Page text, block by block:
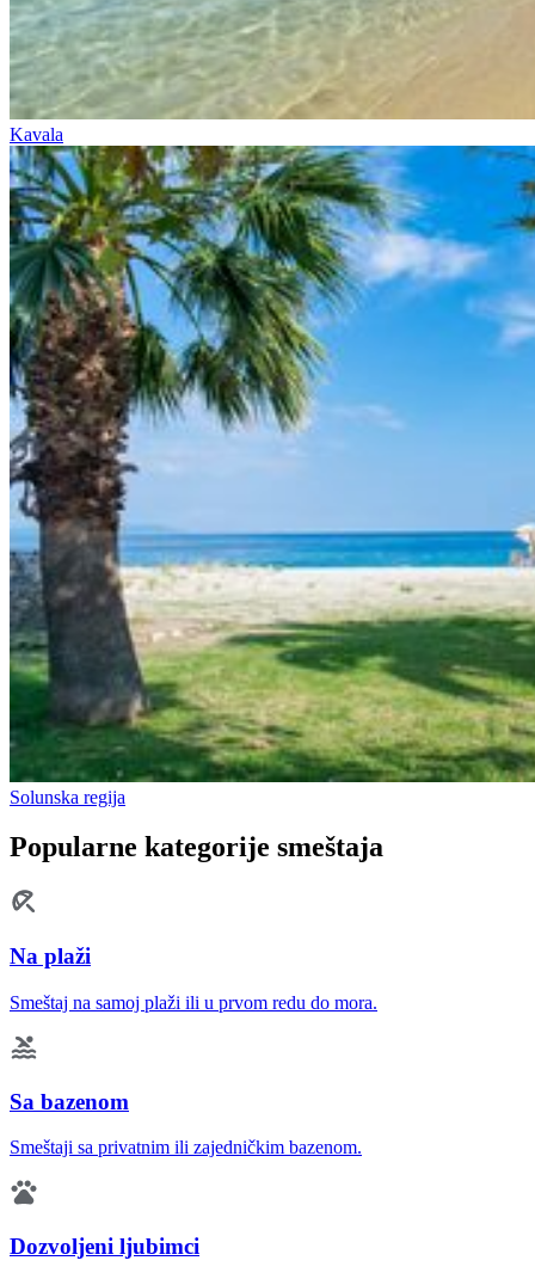
Kavala
Solunska regija
Popularne kategorije smeštaja
Na plaži
Smeštaj na samoj plaži ili u prvom redu do mora.
Sa bazenom
Smeštaji sa privatnim ili zajedničkim bazenom.
Dozvoljeni ljubimci